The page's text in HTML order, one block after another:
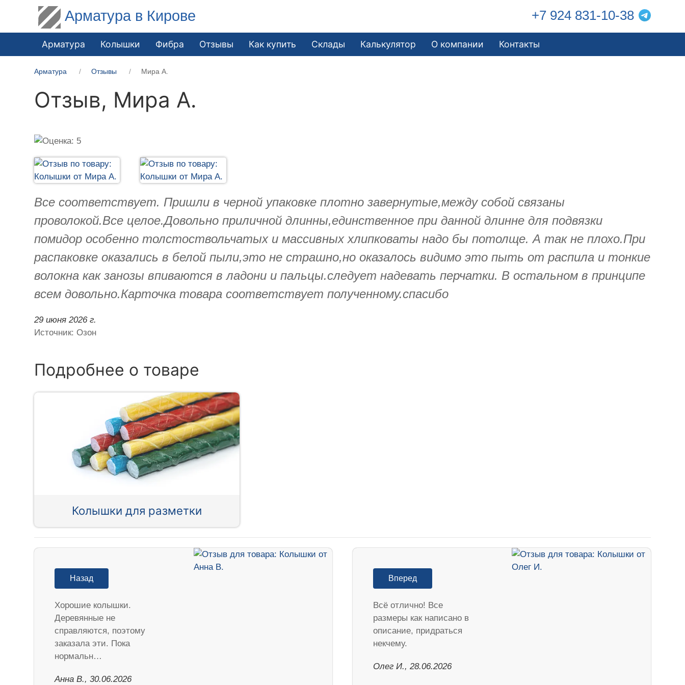
Арматура в Кирове +7 924 831-10-38
Арматура Колышки Фибра Отзывы Как купить Склады Калькулятор О компании Контакты
Арматура Отзывы Мира А.
Отзыв, Мира А.
Все соответствует. Пришли в черной упаковке плотно завернутые,между собой связаны
проволокой.Все целое.Довольно приличной длинны,единственное при данной длинне для подвязки
помидор особенно толстоствольчатых и массивных хлипковаты надо бы потолще. А так не плохо.При
распаковке оказались в белой пыли,это не страшно,но оказалось видимо это пыть от распила и тонкие
волокна как занозы впиваются в ладони и пальцы.следует надевать перчатки. В остальном в принципе
всем довольно.Карточка товара соответствует полученному.спасибо
29 июня 2026 г.
Источник: Озон
Подробнее о товаре
Колышки для разметки
Назад
Хорошие колышки.
Деревянные не
справляются, поэтому
заказала эти. Пока
нормальн…
Анна В., 30.06.2026
Вперед
Всё отлично! Все
размеры как написано в
описание, придраться
некчему.
Олег И., 28.06.2026